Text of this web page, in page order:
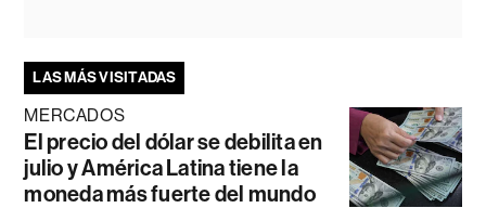
LAS MÁS VISITADAS
MERCADOS
El precio del dólar se debilita en
julio y América Latina tiene la
moneda más fuerte del mundo